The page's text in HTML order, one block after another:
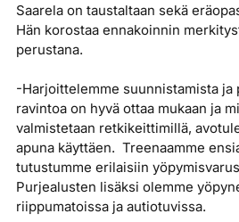
Saarela on taustaltaan sekä
Hän korostaa ennakoinnin
perustana.
-Harjoittelemme suunnistamista ja
ravintoa on hyvä ottaa mukaan ja
valmistetaan retkikeittimillä,
apuna käyttäen. Treenaamme
tutustumme erilaisiin
Purjealusten lisäksi olemme
riippumatoissa ja autiotuvissa.